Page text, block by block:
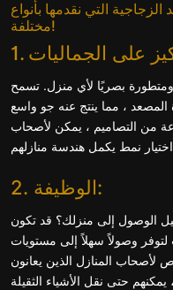
التي نقدمها بأنواع
مختلفة!
ومتطورة بصريًا لأي منزل. تسمح
المصعد ، مما ينتج عنه جو واسع
من التصاميم ، يمكن لأصحاب
2. الوظيفة:
الوصول إلى منزلك؟ قد تكون
وصولاً سهلاً إلى مستويات
المنازل الذين يعانون
حتى نقل الأشياء الثقيلة